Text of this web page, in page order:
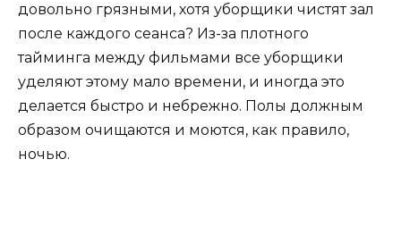
довольно грязными, хотя уборщики чистят зал
после каждого сеанса? Из-за плотного
тайминга между фильмами все уборщики
уделяют этому мало времени, и иногда это
делается быстро и небрежно. Полы должным
образом очищаются и моются, как правило,
ночью.